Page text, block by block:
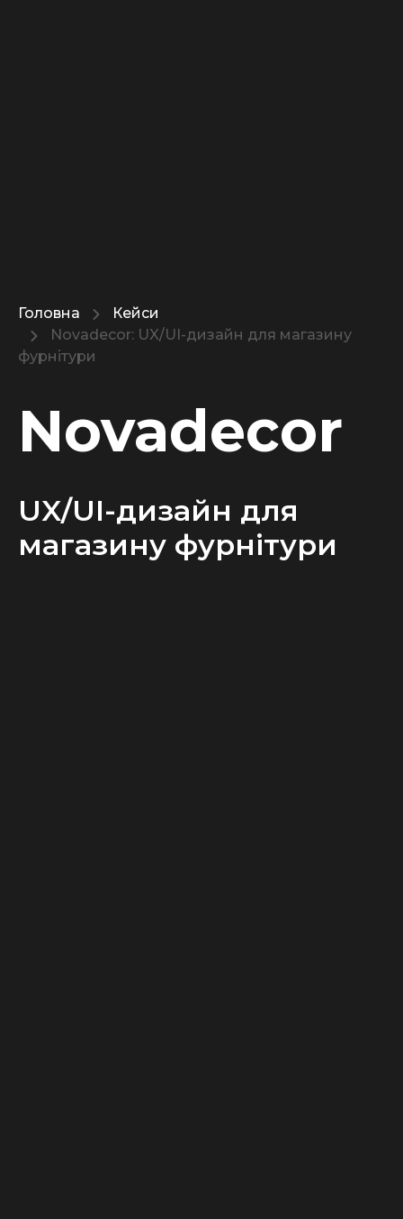
Головна
Кейси
Novadecor: UX/UI-дизайн для магазину
фурнітури
Novadecor
UX/UI-дизайн для
магазину фурнітури